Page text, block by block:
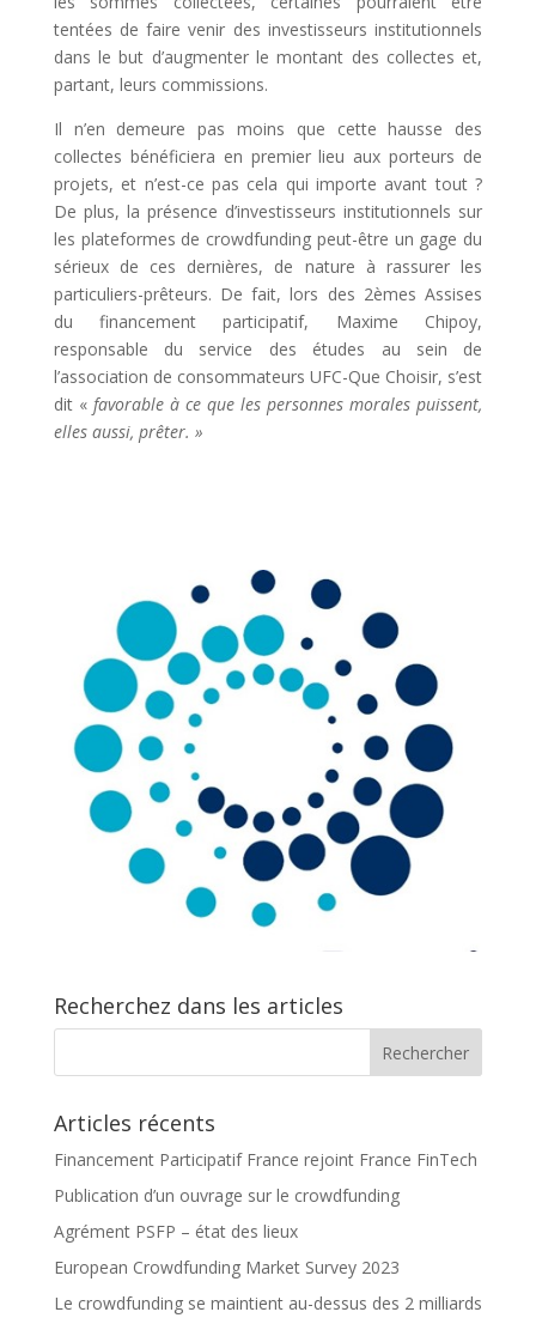
tentées de faire venir des investisseurs institutionnels
dans le but d’augmenter le montant des collectes et,
partant, leurs commissions.
Il n’en demeure pas moins que cette hausse des
collectes bénéficiera en premier lieu aux porteurs de
projets, et n’est-ce pas cela qui importe avant tout ?
De plus, la présence d’investisseurs institutionnels sur
les plateformes de crowdfunding peut-être un gage du
sérieux de ces dernières, de nature à rassurer les
particuliers-prêteurs. De fait, lors des 2èmes Assises
du financement participatif, Maxime Chipoy,
responsable du service des études au sein de
l’association de consommateurs UFC-Que Choisir, s’est
dit « favorable à ce que les personnes morales puissent,
elles aussi, prêter. »
Recherchez dans les articles
Articles récents
Financement Participatif France rejoint France FinTech
Publication d’un ouvrage sur le crowdfunding
Agrément PSFP – état des lieux
European Crowdfunding Market Survey 2023
Le crowdfunding se maintient au-dessus des 2 milliards